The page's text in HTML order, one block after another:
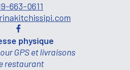
663-0611
physique
GPS et livraisons
restaurant